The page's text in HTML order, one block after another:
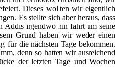
Dieses wollten wir eigentlich
Es stellte sich aber heraus, dass
Addis irgendwo hin fährt um seine
Grund haben wir weder einen
für die nächsten Tage bekommen.
denn so hatten wir ausreichend
der letzten Tage und Wochen